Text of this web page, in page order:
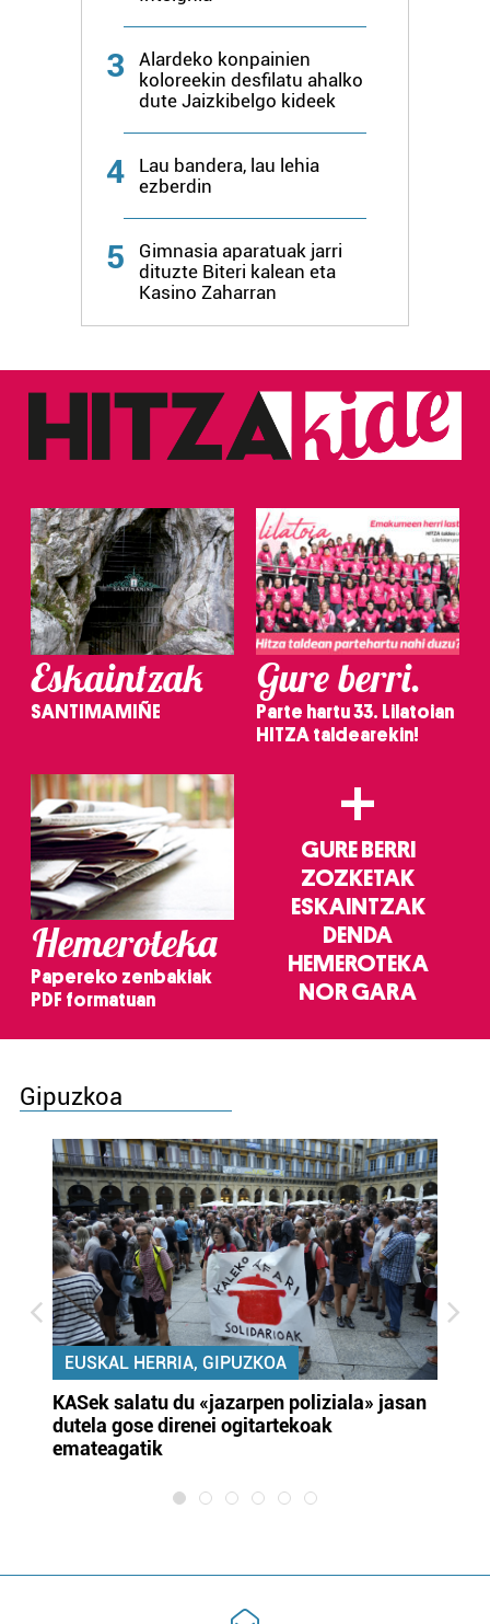
3
Alardeko konpainien
koloreekin desfilatu ahalko
dute Jaizkibelgo kideek
4
Lau bandera, lau lehia
ezberdin
5
Gimnasia aparatuak jarri
dituzte Biteri kalean eta
Kasino Zaharran
Eskaintzak
SANTIMAMIÑE
Gure berri.
Parte hartu 33. Lilatoian
HITZA taldearekin!
Hemeroteka
Papereko zenbakiak
PDF formatuan
+
GURE BERRI
ZOZKETAK
ESKAINTZAK
DENDA
HEMEROTEKA
NOR GARA
Gipuzkoa
EUSKAL HERRIA, GIPUZKOA
KASek salatu du «jazarpen poliziala» jasan
dutela gose direnei ogitartekoak
emateagatik